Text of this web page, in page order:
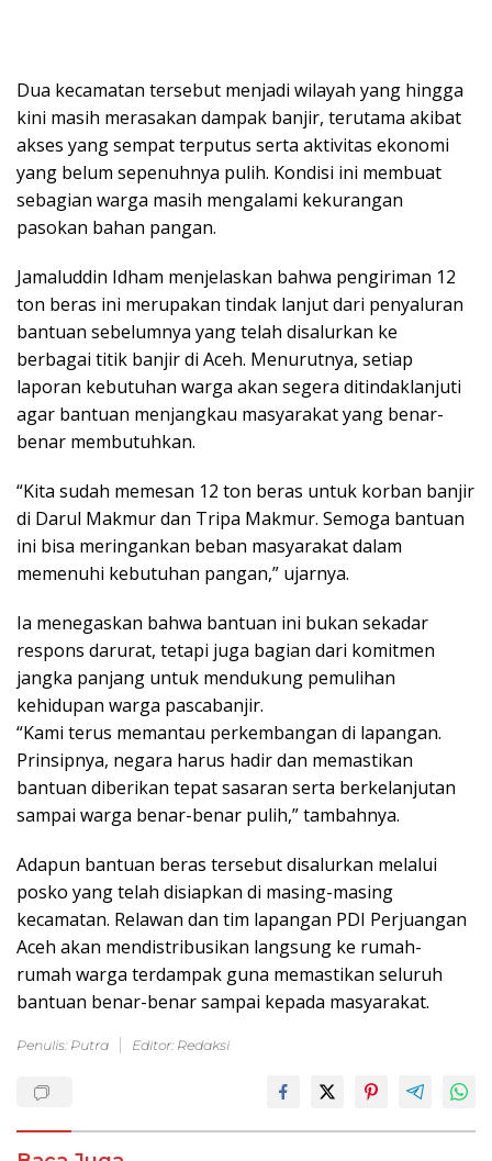
Dua kecamatan tersebut menjadi wilayah yang hingga
kini masih merasakan dampak banjir, terutama akibat
akses yang sempat terputus serta aktivitas ekonomi
yang belum sepenuhnya pulih. Kondisi ini membuat
sebagian warga masih mengalami kekurangan
pasokan bahan pangan.
Jamaluddin Idham menjelaskan bahwa pengiriman 12
ton beras ini merupakan tindak lanjut dari penyaluran
bantuan sebelumnya yang telah disalurkan ke
berbagai titik banjir di Aceh. Menurutnya, setiap
laporan kebutuhan warga akan segera ditindaklanjuti
agar bantuan menjangkau masyarakat yang benar-
benar membutuhkan.
“Kita sudah memesan 12 ton beras untuk korban banjir
di Darul Makmur dan Tripa Makmur. Semoga bantuan
ini bisa meringankan beban masyarakat dalam
memenuhi kebutuhan pangan,” ujarnya.
Ia menegaskan bahwa bantuan ini bukan sekadar
respons darurat, tetapi juga bagian dari komitmen
jangka panjang untuk mendukung pemulihan
kehidupan warga pascabanjir.
“Kami terus memantau perkembangan di lapangan.
Prinsipnya, negara harus hadir dan memastikan
bantuan diberikan tepat sasaran serta berkelanjutan
sampai warga benar-benar pulih,” tambahnya.
Adapun bantuan beras tersebut disalurkan melalui
posko yang telah disiapkan di masing-masing
kecamatan. Relawan dan tim lapangan PDI Perjuangan
Aceh akan mendistribusikan langsung ke rumah-
rumah warga terdampak guna memastikan seluruh
bantuan benar-benar sampai kepada masyarakat.
Penulis: Putra Editor: Redaksi